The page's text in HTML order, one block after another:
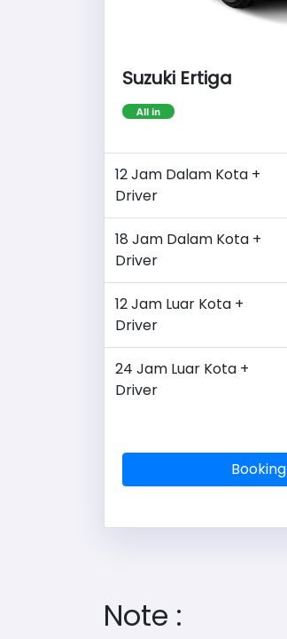
Suzuki Ertiga
All in
12 Jam Dalam Kota +
Driver
18 Jam Dalam Kota +
Driver
12 Jam Luar Kota +
Driver
24 Jam Luar Kota +
Driver
Booking
Note :